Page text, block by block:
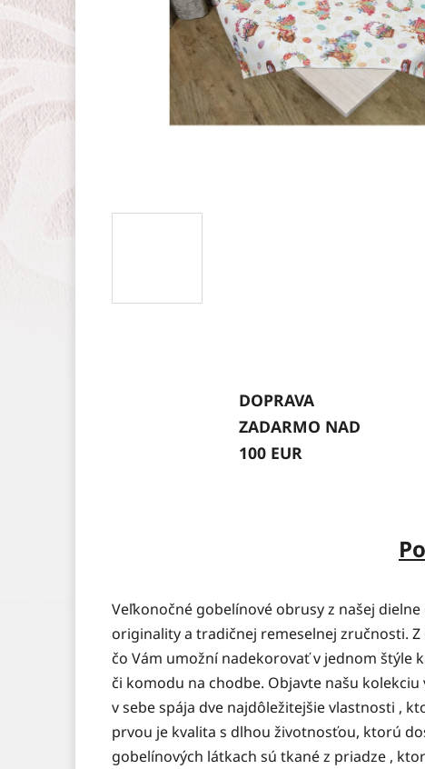
DOPRAVA
ZADARMO NAD
100 EUR
Veľkonočné gobelínové obrusy z našej
originality a tradičnej remeselnej zručnosti.
čo Vám umožní nadekorovať v jednom štýle
či komodu na chodbe. Objavte našu
v sebe spája dve najdôležitejšie vlastnosti ,
prvou je kvalita s dlhou životnosťou, ktorú
gobelínových látkach sú tkané z priadze ,